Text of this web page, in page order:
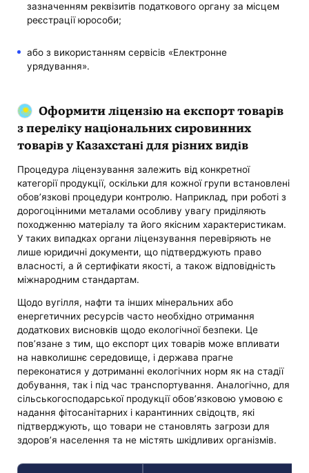
зазначенням реквізитів податкового органу за місцем
реєстрації юрособи;
або з використанням сервісів «Електронне
урядування».
Оформити ліцензію на експорт товарів
з переліку національних сировинних
товарів у Казахстані для різних видів
Процедура ліцензування залежить від конкретної
категорії продукції, оскільки для кожної групи встановлені
обов’язкові процедури контролю. Наприклад, при роботі з
дорогоцінними металами особливу увагу приділяють
походженню матеріалу та його якісним характеристикам.
У таких випадках органи ліцензування перевіряють не
лише юридичні документи, що підтверджують право
власності, а й сертифікати якості, а також відповідність
міжнародним стандартам.
Щодо вугілля, нафти та інших мінеральних або
енергетичних ресурсів часто необхідно отримання
додаткових висновків щодо екологічної безпеки. Це
пов’язане з тим, що експорт цих товарів може впливати
на навколишнє середовище, і держава прагне
переконатися у дотриманні екологічних норм як на стадії
добування, так і під час транспортування. Аналогічно, для
сільськогосподарської продукції обов’язковою умовою є
надання фітосанітарних і карантинних свідоцтв, які
підтверджують, що товари не становлять загрози для
здоров’я населення та не містять шкідливих організмів.